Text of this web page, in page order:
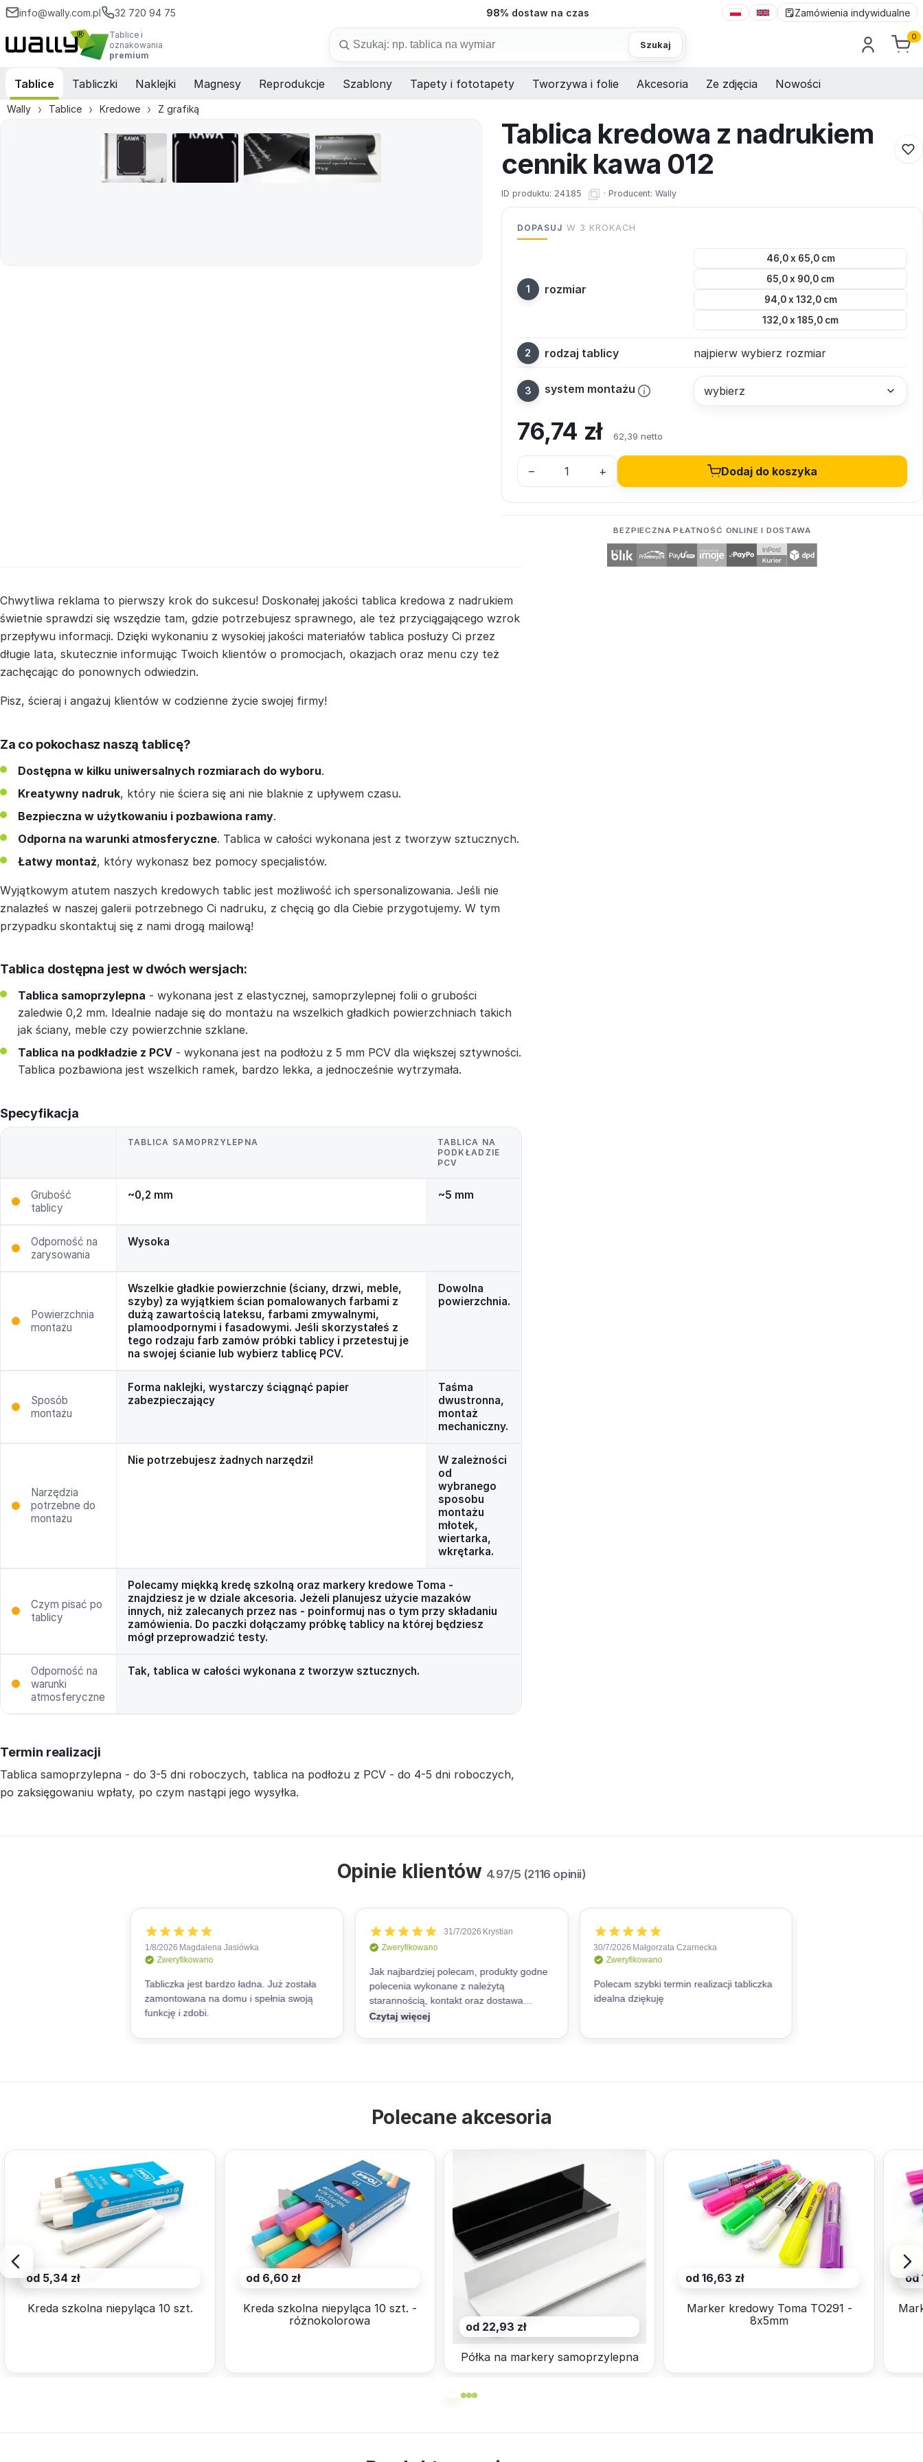
info@wally.com.pl 32 720 94 75 98% dostaw na czas Zamówienia indywidualne
Tablice i
oznakowania
premium
Szukaj
0
Tablice Tabliczki Naklejki Magnesy Reprodukcje Szablony Tapety i fototapety Tworzywa i folie Akcesoria Ze zdjęcia Nowości
Wally Tablice Kredowe Z grafiką
Tablica kredowa z nadrukiem
cennik kawa 012
ID produktu: 24185 · Producent: Wally
DOPASUJ W 3 KROKACH
rozmiar
46,0 x 65,0 cm
65,0 x 90,0 cm
94,0 x 132,0 cm
132,0 x 185,0 cm
rodzaj tablicy najpierw wybierz rozmiar
system montażu
76,74 zł 62,39 netto
– + Dodaj do koszyka
BEZPIECZNA PŁATNOŚĆ ONLINE I DOSTAWA
Chwytliwa reklama to pierwszy krok do sukcesu! Doskonałej jakości tablica kredowa z nadrukiem
świetnie sprawdzi się wszędzie tam, gdzie potrzebujesz sprawnego, ale też przyciągającego wzrok
przepływu informacji. Dzięki wykonaniu z wysokiej jakości materiałów tablica posłuży Ci przez
długie lata, skutecznie informując Twoich klientów o promocjach, okazjach oraz menu czy też
zachęcając do ponownych odwiedzin.
Pisz, ścieraj i angażuj klientów w codzienne życie swojej firmy!
Za co pokochasz naszą tablicę?
Dostępna w kilku uniwersalnych rozmiarach do wyboru.
Kreatywny nadruk, który nie ściera się ani nie blaknie z upływem czasu.
Bezpieczna w użytkowaniu i pozbawiona ramy.
Odporna na warunki atmosferyczne. Tablica w całości wykonana jest z tworzyw sztucznych.
Łatwy montaż, który wykonasz bez pomocy specjalistów.
Wyjątkowym atutem naszych kredowych tablic jest możliwość ich spersonalizowania. Jeśli nie
znalazłeś w naszej galerii potrzebnego Ci nadruku, z chęcią go dla Ciebie przygotujemy. W tym
przypadku skontaktuj się z nami drogą mailową!
Tablica dostępna jest w dwóch wersjach:
Tablica samoprzylepna - wykonana jest z elastycznej, samoprzylepnej folii o grubości
zaledwie 0,2 mm. Idealnie nadaje się do montażu na wszelkich gładkich powierzchniach takich
jak ściany, meble czy powierzchnie szklane.
Tablica na podkładzie z PCV - wykonana jest na podłożu z 5 mm PCV dla większej sztywności.
Tablica pozbawiona jest wszelkich ramek, bardzo lekka, a jednocześnie wytrzymała.
Specyfikacja
TABLICA SAMOPRZYLEPNA
TABLICA NA
PODKŁADZIE
PCV
Grubość
tablicy
~0,2 mm ~5 mm
Odporność na
zarysowania
Wysoka
Powierzchnia
montażu
Wszelkie gładkie powierzchnie (ściany, drzwi, meble,
szyby) za wyjątkiem ścian pomalowanych farbami z
dużą zawartością lateksu, farbami zmywalnymi,
plamoodpornymi i fasadowymi. Jeśli skorzystałeś z
tego rodzaju farb zamów próbki tablicy i przetestuj je
na swojej ścianie lub wybierz tablicę PCV.
Dowolna
powierzchnia.
Sposób
montażu
Forma naklejki, wystarczy ściągnąć papier
zabezpieczający
Taśma
dwustronna,
montaż
mechaniczny.
Narzędzia
potrzebne do
montażu
Nie potrzebujesz żadnych narzędzi!
W zależności
od
wybranego
sposobu
montażu
młotek,
wiertarka,
wkrętarka.
Czym pisać po
tablicy
Polecamy miękką kredę szkolną oraz markery kredowe Toma -
znajdziesz je w dziale akcesoria. Jeżeli planujesz użycie mazaków
innych, niż zalecanych przez nas - poinformuj nas o tym przy składaniu
zamówienia. Do paczki dołączamy próbkę tablicy na której będziesz
mógł przeprowadzić testy.
Odporność na
warunki
atmosferyczne
Tak, tablica w całości wykonana z tworzyw sztucznych.
Termin realizacji
Tablica samoprzylepna - do 3-5 dni roboczych, tablica na podłożu z PCV - do 4-5 dni roboczych,
po zaksięgowaniu wpłaty, po czym nastąpi jego wysyłka.
Opinie klientów 4.97/5 (2116 opinii)
Polecane akcesoria
od 5,34 zł
Kreda szkolna niepyląca 10 szt.
od 6,60 zł
Kreda szkolna niepyląca 10 szt. -
różnokolorowa
od 22,93 zł
Półka na markery samoprzylepna
od 16,63 zł
Marker kredowy Toma TO291 -
8x5mm
od